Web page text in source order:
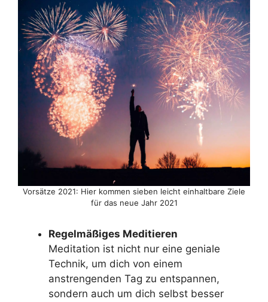
Vorsätze 2021: Hier kommen sieben leicht einhaltbare Ziele
für das neue Jahr 2021
Regelmäßiges Meditieren
Meditation ist nicht nur eine geniale
Technik, um dich von einem
anstrengenden Tag zu entspannen,
sondern auch um dich selbst besser